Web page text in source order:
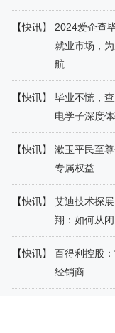
【快讯】
2024爱企查
就业市场，
航
【快讯】
毕业不慌，
电学子深度
【快讯】
漱玉平民至
专属权益
【快讯】
艾迪技术探
翔：如何从
【快讯】
百得利控股
经销商